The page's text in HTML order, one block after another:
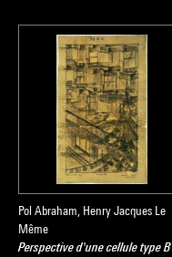
Pol Abraham, Henry Jacques Le
Même
Perspective d'une cellule type B